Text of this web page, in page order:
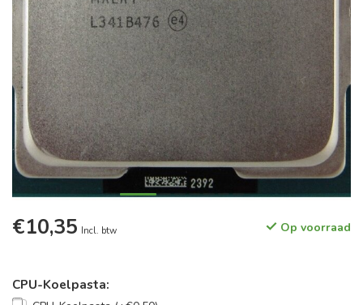
€10,35 Incl. btw Op voorraad
CPU-Koelpasta: